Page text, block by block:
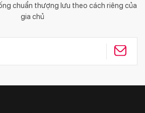
chuẩn thượng lưu theo cách riêng của
gia chủ